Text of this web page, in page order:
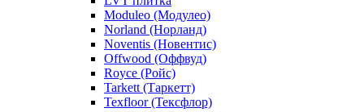
Moduleo (Модулео)
Norland (Норланд)
Noventis (Новентис)
Offwood (Оффвуд)
Royce (Ройс)
Tarkett (Таркетт)
Texfloor (Тексфлор)